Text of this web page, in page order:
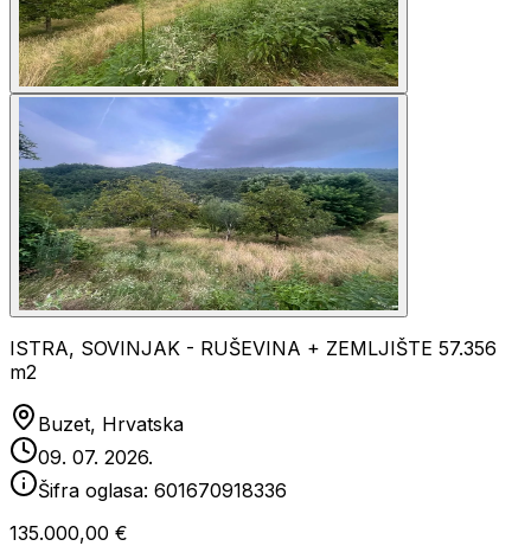
ISTRA, SOVINJAK - RUŠEVINA + ZEMLJIŠTE 57.356
m2
Buzet, Hrvatska
09. 07. 2026.
Šifra oglasa: 601670918336
135.000,00 €